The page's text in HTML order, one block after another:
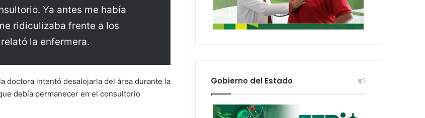
Ya antes me había
ridiculizaba frente a los
la enfermera.
doctora intentó desalojarla del área durante la
debía permanecer en el consultorio
Gobierno del Estado